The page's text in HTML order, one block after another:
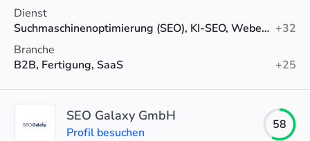
Dienst
Suchmaschinenoptimierung (SEO), KI-SEO, Webentwicklung +32
Branche
B2B, Fertigung, SaaS
+25
SEO Galaxy GmbH
Profil besuchen
58